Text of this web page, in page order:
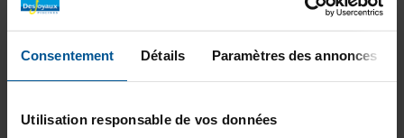
Consentement Détails Paramètres des annonces
Utilisation responsable de vos données